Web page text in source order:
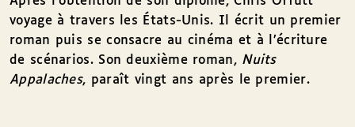
voyage à travers les États-Unis. Il écrit un premier
roman puis se consacre au cinéma et à l’écriture
de scénarios. Son deuxième roman, Nuits
Appalaches, paraît vingt ans après le premier.